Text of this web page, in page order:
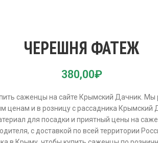
ЧЕРЕШНЯ ФАТЕЖ
380,00₽
саженцы на сайте Крымский Дачник. Мы
ценам и в розницу с рассадника Крымский
для посадки и приятный цены на
с доставкой по всей территории